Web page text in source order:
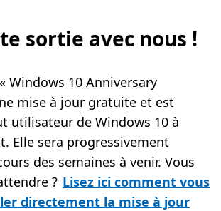
sortie avec nous !
Windows 10 Anniversary
mise à jour gratuite et est
utilisateur de Windows 10 à
Elle sera progressivement
des semaines à venir. Vous
? Lisez ici comment vous
directement la mise à jour